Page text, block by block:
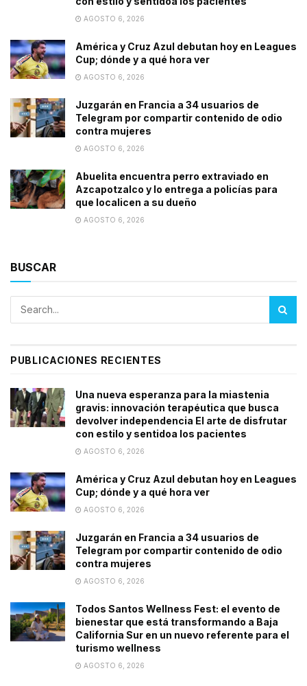
AGOSTO 6, 2026
América y Cruz Azul debutan hoy en Leagues
Cup; dónde y a qué hora ver
AGOSTO 6, 2026
Juzgarán en Francia a 34 usuarios de
Telegram por compartir contenido de odio
contra mujeres
AGOSTO 6, 2026
Abuelita encuentra perro extraviado en
Azcapotzalco y lo entrega a policías para
que localicen a su dueño
AGOSTO 6, 2026
BUSCAR
PUBLICACIONES RECIENTES
Una nueva esperanza para la miastenia
gravis: innovación terapéutica que busca
devolver independencia El arte de disfrutar
con estilo y sentidoa los pacientes
AGOSTO 6, 2026
América y Cruz Azul debutan hoy en Leagues
Cup; dónde y a qué hora ver
AGOSTO 6, 2026
Juzgarán en Francia a 34 usuarios de
Telegram por compartir contenido de odio
contra mujeres
AGOSTO 6, 2026
Todos Santos Wellness Fest: el evento de
bienestar que está transformando a Baja
California Sur en un nuevo referente para el
turismo wellness
AGOSTO 6, 2026